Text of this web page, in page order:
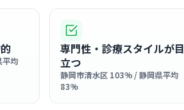
ク 気になる
入江岡駅周辺
根ざした温かいクリニックで、患者さんとの距離が
やかな雰囲気の中で働けます。
平均
専門性・診療スタイルが目
立つ
静岡市清水区 103% / 静岡県平均
83%